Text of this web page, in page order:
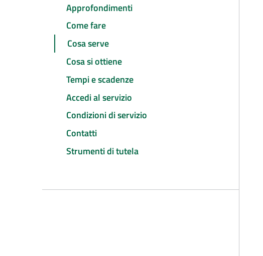
Approfondimenti
Come fare
Cosa serve
Cosa si ottiene
Tempi e scadenze
Accedi al servizio
Condizioni di servizio
Contatti
Strumenti di tutela